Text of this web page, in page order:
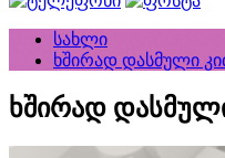
სახლი
ხშირად დასმული
ხშირად